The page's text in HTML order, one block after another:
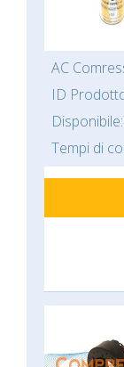
AC
ID
Disponibile:
Tempi di